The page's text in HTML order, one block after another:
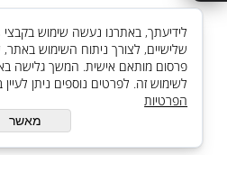
שלישיים, לצורך ניתוח השימוש באתר,
פרסום מותאם אישית. המשך גלישה
לשימוש זה. לפרטים נוספים ניתן לעיין
הפרטיות
מאשר